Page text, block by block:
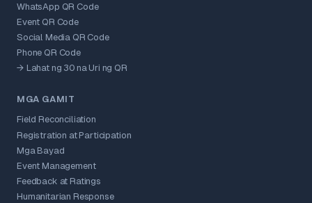
WhatsApp QR Code
Event QR Code
Social Media QR Code
Phone QR Code
→ Lahat ng 30 na Uri ng QR
MGA GAMIT
Field Reconciliation
Registration at Participation
Mga Bayad
Event Management
Feedback at Ratings
Humanitarian Response